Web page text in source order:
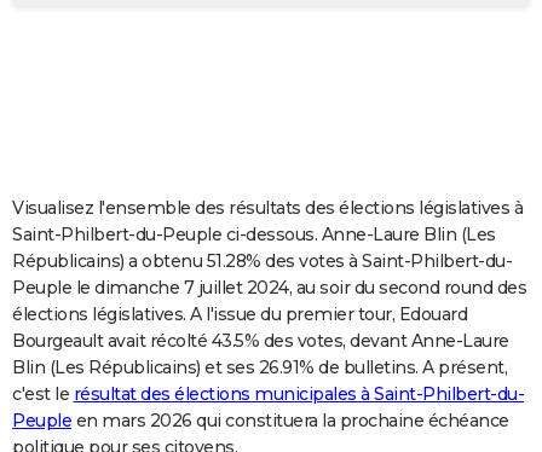
Carte de Noël
Carte Bonne année
Carte Saint-Valentin
Carte Pâques
Carte d'anniversaire
DICTIONNAIRE
Dictionnaire
Biographies
Citations
Expressions
Proverbes
PROGRAMME TV
COPAINS D'AVANT
S'inscrire
Se connecter
Lycées
Collèges
Primaires
Universités
Entreprises
Service militaire
Avis de recherche
AVIS DE DÉCÈS
FORUM
Visualisez l'ensemble des résultats des élections législatives à
Saint-Philbert-du-Peuple ci-dessous. Anne-Laure Blin (Les
Républicains) a obtenu 51.28% des votes à Saint-Philbert-du-
Peuple le dimanche 7 juillet 2024, au soir du second round des
élections législatives. A l'issue du premier tour, Edouard
Bourgeault avait récolté 43.5% des votes, devant Anne-Laure
Blin (Les Républicains) et ses 26.91% de bulletins. A présent,
c'est le résultat des élections municipales à Saint-Philbert-du-
Peuple en mars 2026 qui constituera la prochaine échéance
politique pour ses citoyens.